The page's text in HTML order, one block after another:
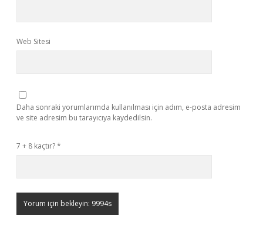
Web Sitesi
Daha sonraki yorumlarımda kullanılması için adım, e-posta adresim
ve site adresim bu tarayıcıya kaydedilsin.
7 + 8 kaçtır?*